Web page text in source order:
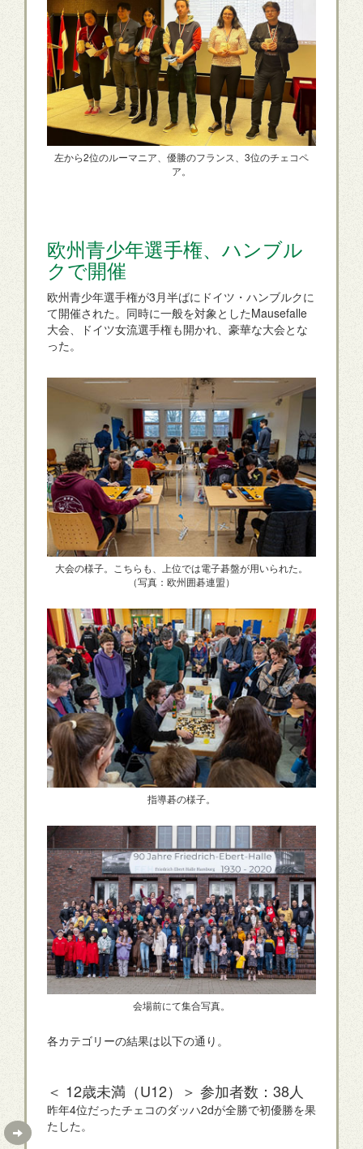
左から2位のルーマニア、優勝のフランス、3位のチェコペ
ア。
欧州青少年選手権、ハンブル
クで開催
欧州青少年選手権が3月半ばにドイツ・ハンブルクに
て開催された。同時に一般を対象としたMausefalle
大会、ドイツ女流選手権も開かれ、豪華な大会とな
った。
大会の様子。こちらも、上位では電子碁盤が用いられた。
（写真：欧州囲碁連盟）
指導碁の様子。
会場前にて集合写真。
各カテゴリーの結果は以下の通り。
＜ 12歳未満（U12）＞ 参加者数：38人
昨年4位だったチェコのダッハ2dが全勝で初優勝を果
たした。